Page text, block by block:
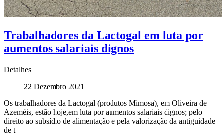
Trabalhadores da Lactogal em luta por
aumentos salariais dignos
Detalhes
22 Dezembro 2021
Os trabalhadores da Lactogal (produtos Mimosa), em Oliveira de
Azeméis, estão hoje,em luta por aumentos salariais dignos; pelo
direito ao subsídio de alimentação e pela valorização da antiguidade
de t